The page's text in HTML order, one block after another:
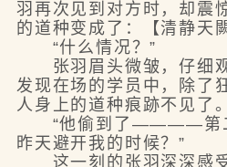
羽再次见到对方时，却震
的道种变成了：【清静天
“什么情况？”
张羽眉头微皱，仔细观
发现在场的学员中，除了
人身上的道种痕跡不见了。
“他偷到了————第二
昨天避开我的时候？”
这一刻的张羽深深感受